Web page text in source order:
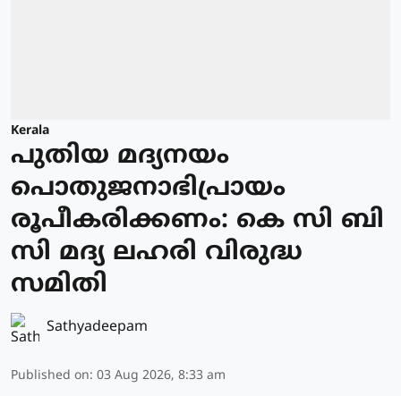
Kerala
പുതിയ മദ്യനയം
പൊതുജനാഭിപ്രായം
രൂപീകരിക്കണം: കെ സി ബി
സി മദ്യ ലഹരി വിരുദ്ധ
സമിതി
Sathyadeepam
Published on: 03 Aug 2026, 8:33 am